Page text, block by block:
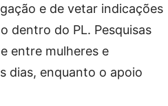
e de vetar indicações
dentro do PL. Pesquisas
entre mulheres e
dias, enquanto o apoio